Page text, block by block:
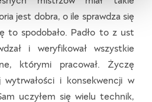
jest dobra, o ile sprawdza się
to spodobało. Padło to z ust
i weryfikował wszystkie
którymi pracował. Życzę
i konsekwencji w
uczyłem się wielu technik,